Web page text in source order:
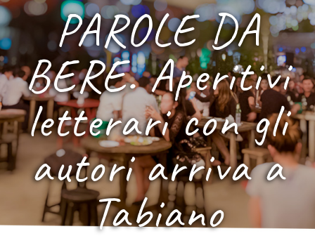
PAROLE DA
BERE. Aperitivi
letterari con gli
autori arriva a
Tabiano